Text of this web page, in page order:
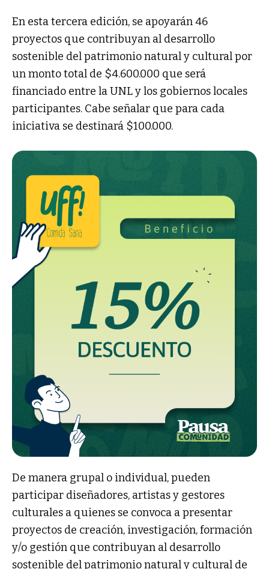
En esta tercera edición, se apoyarán 46
proyectos que contribuyan al desarrollo
sostenible del patrimonio natural y cultural por
un monto total de $4.600.000 que será
financiado entre la UNL y los gobiernos locales
participantes. Cabe señalar que para cada
iniciativa se destinará $100.000.
De manera grupal o individual, pueden
participar diseñadores, artistas y gestores
culturales a quienes se convoca a presentar
proyectos de creación, investigación, formación
y/o gestión que contribuyan al desarrollo
sostenible del patrimonio natural y cultural de